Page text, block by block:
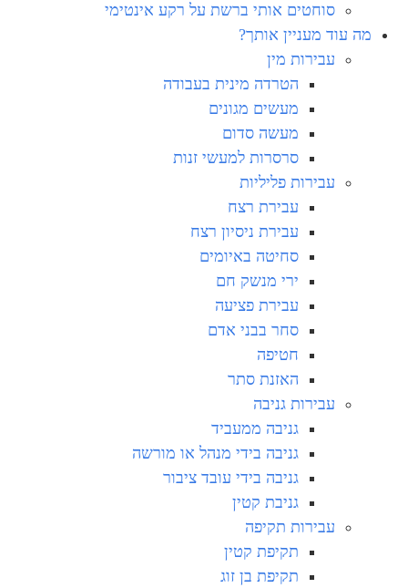
סוחטים אותי ברשת על רקע אינטימי
מה עוד מעניין אותך?
עבירות מין
הטרדה מינית בעבודה
מעשים מגונים
מעשה סדום
סרסרות למעשי זנות
עבירות פליליות
עבירת רצח
עבירת ניסיון רצח
סחיטה באיומים
ירי מנשק חם
עבירת פציעה
סחר בבני אדם
חטיפה
האזנת סתר
עבירות גניבה
גניבה ממעביד
גניבה בידי מנהל או מורשה
גניבה בידי עובד ציבור
גניבת קטין
עבירות תקיפה
תקיפת קטין
תקיפת בן זוג